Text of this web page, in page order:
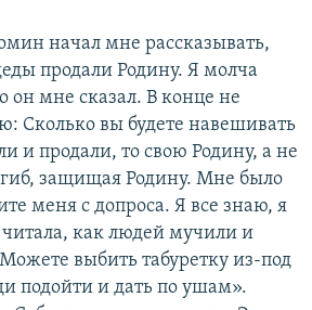
начал мне рассказывать,
продали Родину. Я молча
он мне сказал. В конце не
Сколько вы будете навешивать
и продали, то свою Родину, а не
защищая Родину. Мне было
меня с допроса. Я все знаю, я
как людей мучили и
выбить табуретку из-под
подойти и дать по ушам».